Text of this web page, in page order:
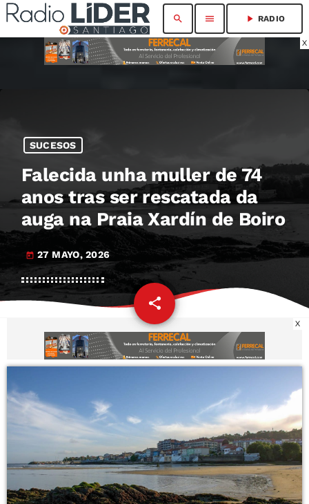
X
search menu play_arrow RADIO
SUCESOS
Falecida unha muller de 74
anos tras ser rescatada da
auga na Praia Xardín de Boiro
today 27 MAYO, 2026
share
email
X